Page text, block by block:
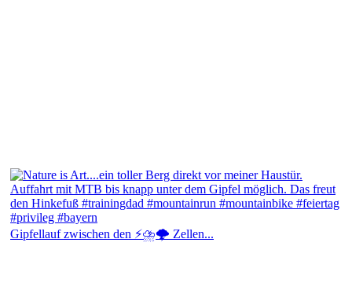
Gipfellauf zwischen den ⚡⛈️🌩️ Zellen...